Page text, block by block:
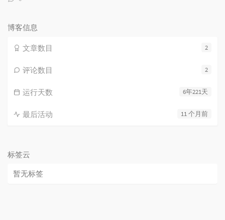
博客信息
2
文章数目
2
评论数目
6年221天
运行天数
11 个月前
最后活动
标签云
暂无标签